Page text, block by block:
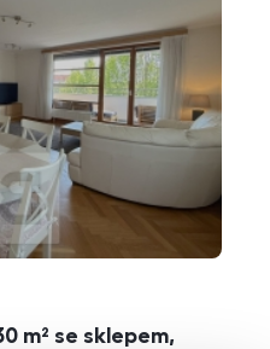
m² se sklepem,